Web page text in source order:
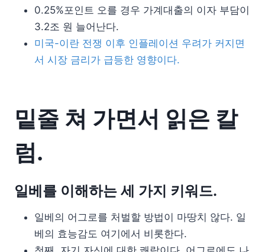
0.25%포인트 오를 경우 가계대출의 이자 부담이
3.2조 원 늘어난다.
미국-이란 전쟁 이후 인플레이션 우려가 커지면
서 시장 금리가 급등한 영향이다.
밑줄 쳐 가면서 읽은 칼
럼.
일베를 이해하는 세 가지 키워드.
일베의 어그로를 처벌할 방법이 마땅치 않다. 일
베의 효능감도 여기에서 비롯한다.